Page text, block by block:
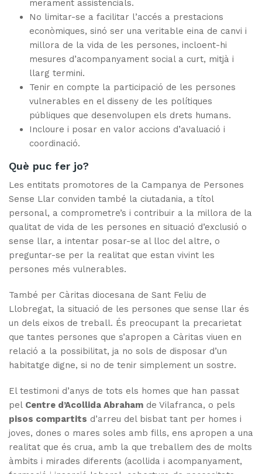
merament assistencials.
No limitar-se a facilitar l’accés a prestacions
econòmiques, sinó ser una veritable eina de canvi i
millora de la vida de les persones, incloent-hi
mesures d’acompanyament social a curt, mitjà i
llarg termini.
Tenir en compte la participació de les persones
vulnerables en el disseny de les polítiques
públiques que desenvolupen els drets humans.
Incloure i posar en valor accions d’avaluació i
coordinació.
Què puc fer jo?
Les entitats promotores de la Campanya de Persones
Sense Llar conviden també la ciutadania, a títol
personal, a comprometre’s i contribuir a la millora de la
qualitat de vida de les persones en situació d’exclusió o
sense llar, a intentar posar-se al lloc del altre, o
preguntar-se per la realitat que estan vivint les
persones més vulnerables.
També per Càritas diocesana de Sant Feliu de
Llobregat, la situació de les persones que sense llar és
un dels eixos de treball. És preocupant la precarietat
que tantes persones que s’apropen a Càritas viuen en
relació a la possibilitat, ja no sols de disposar d’un
habitatge digne, si no de tenir simplement un sostre.
El testimoni d’anys de tots els homes que han passat
pel Centre d’Acollida Abraham de Vilafranca, o pels
pisos compartits d’arreu del bisbat tant per homes i
joves, dones o mares soles amb fills, ens apropen a una
realitat que és crua, amb la que treballem des de molts
àmbits i mirades diferents (acollida i acompanyament,